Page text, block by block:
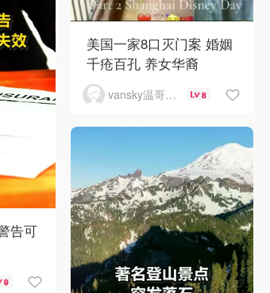
美国一家8口灭门案 婚姻
千疮百孔 养女华裔
vansky温哥华天空 8
告可
9